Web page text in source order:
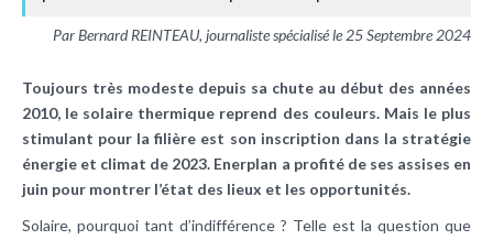
Par Bernard REINTEAU, journaliste spécialisé le 25 Septembre 2024
Toujours très modeste depuis sa chute au début des années
2010, le solaire thermique reprend des couleurs. Mais le plus
stimulant pour la filière est son inscription dans la stratégie
énergie et climat de 2023. Enerplan a profité de ses assises en
juin pour montrer l’état des lieux et les opportunités.
Solaire, pourquoi tant d’indifférence ? Telle est la question que